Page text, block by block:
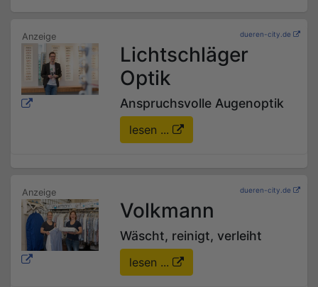
dueren-city.de
Lichtschläger
Optik
Anspruchsvolle Augenoptik
lesen ...
dueren-city.de
Volkmann
Wäscht, reinigt, verleiht
lesen ...